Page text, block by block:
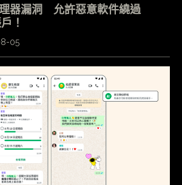
器漏洞 允許惡意軟件繞過
！
05